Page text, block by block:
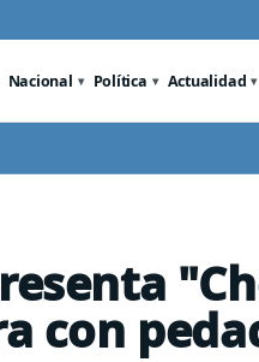
Nacional Política Actualidad
con